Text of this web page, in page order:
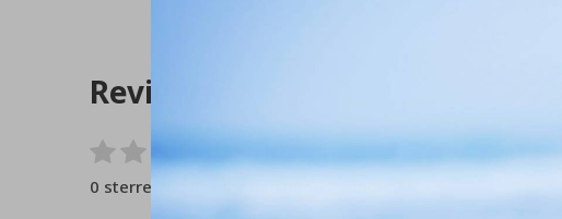
Reviews
0 sterren op basis van 0 beoordelingen